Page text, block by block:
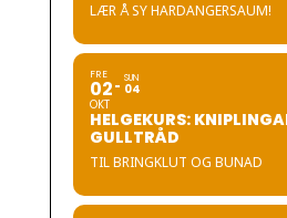
LÆR Å SY HARDANGERSAUM!
FRE
02
OKT
SUN
04
HELGEKURS:
GULLTRÅD
TIL BRINGKLUT OG BUNAD